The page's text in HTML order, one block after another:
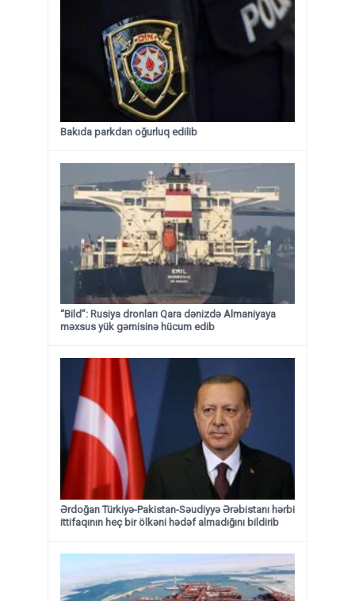
Bakıda parkdan oğurluq edilib
“Bild”: Rusiya dronları Qara dənizdə Almaniyaya
məxsus yük gəmisinə hücum edib
Ərdoğan Türkiyə-Pakistan-Səudiyyə Ərəbistanı hərbi
ittifaqının heç bir ölkəni hədəf almadığını bildirib